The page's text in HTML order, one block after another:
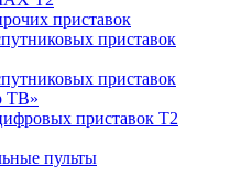
приставок
приставок
приставок
ТВ»
приставок Т2
пульты